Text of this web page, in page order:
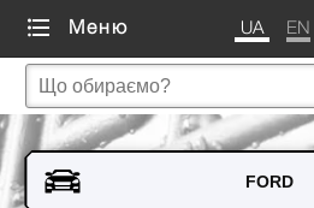
Меню UA EN